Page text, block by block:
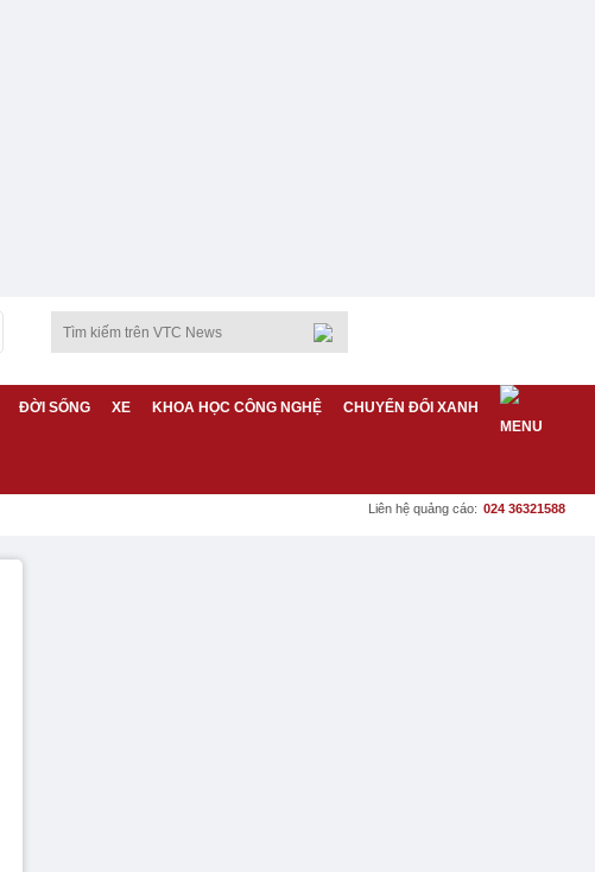
ĐỜI SỐNG XE KHOA HỌC CÔNG NGHỆ CHUYỂN ĐỔI XANH
Liên hệ quảng cáo: 024 36321588